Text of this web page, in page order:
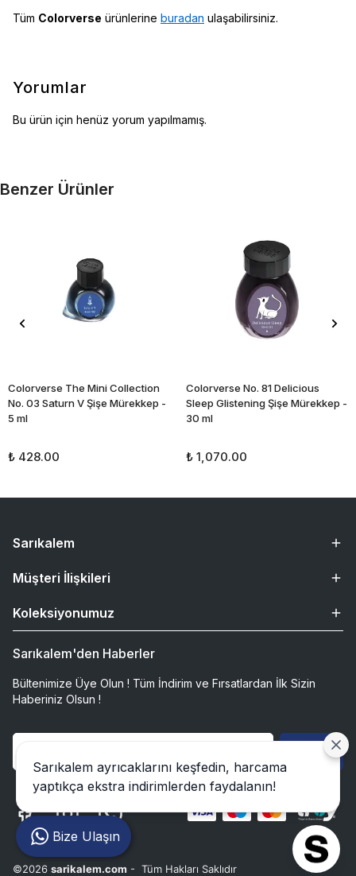
Tüm Colorverse ürünlerine buradan ulaşabilirsiniz.
Yorumlar
Bu ürün için henüz yorum yapılmamış.
Benzer Ürünler
Colorverse The Mini Collection
No. 03 Saturn V Şişe Mürekkep -
5 ml
₺ 428.00
Colorverse No. 81 Delicious
Sleep Glistening Şişe Mürekkep -
30 ml
₺ 1,070.00
Sarıkalem
Müşteri İlişkileri
Koleksiyonumuz
Sarıkalem'den Haberler
Bültenimize Üye Olun ! Tüm İndirim ve Fırsatlardan İlk Sizin
Haberiniz Olsun !
Gönder
©2026 sarikalem.com - Tüm Hakları Saklıdır
Bize Ulaşın
Sarıkalem ayrıcaklarını keşfedin, harcama
yaptıkça ekstra indirimlerden faydalanın!